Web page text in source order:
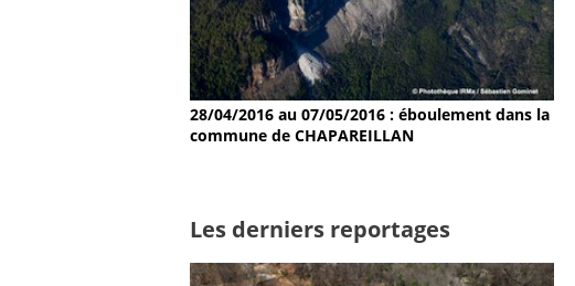
28/04/2016 au 07/05/2016 : éboulement dans la
commune de CHAPAREILLAN
Les derniers reportages